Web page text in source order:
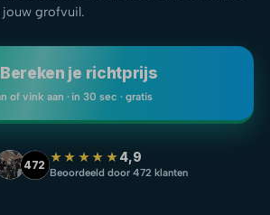
grofvuil.
je richtprijs
of vink aan · in 30 sec · gratis
472 ★★★★★4,9
Beoordeeld door 472 klanten